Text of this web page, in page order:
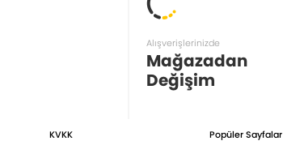
Alışverişlerinizde
Mağazadan
Değişim
KVKK Popüler Sayfalar